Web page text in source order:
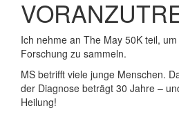
Ich nehme an The May 50K teil,
Forschung zu sammeln.
MS betrifft viele junge Menschen.
der Diagnose beträgt 30 Jahre –
Heilung!